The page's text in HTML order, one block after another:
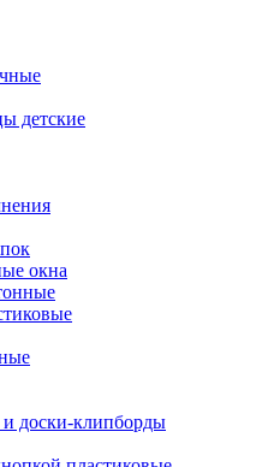
детские
окна
доски-клипборды